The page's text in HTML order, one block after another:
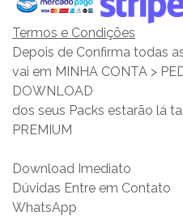
Termos e Condições
Depois de Confirma todas
vai em MINHA CONTA >
DOWNLOAD
dos seus Packs estarão lá
PREMIUM
Download Imediato
Dúvidas Entre em Contato
WhatsApp